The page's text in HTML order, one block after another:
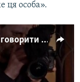
ця особа».
Янукович нещирий та не хоче говорити – прокурор (відео)
available